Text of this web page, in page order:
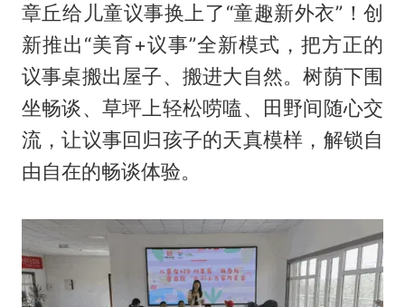
章丘给儿童议事换上了“童趣新外衣”！创
新推出“美育+议事”全新模式，把方正的
议事桌搬出屋子、搬进大自然。树荫下围
坐畅谈、草坪上轻松唠嗑、田野间随心交
流，让议事回归孩子的天真模样，解锁自
由自在的畅谈体验。